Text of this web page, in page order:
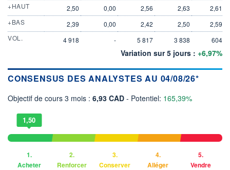
+HAUT
2,50 0,00 2,56 2,63
2,61
+BAS
2,39 0,00 2,42 2,50
2,59
VOL.
4 918 - 5 817 3 838 604
Variation sur 5 jours : +6,97%
CONSENSUS DES ANALYSTES AU 04/08/26*
Objectif de cours 3 mois : 6,93 CAD - Potentiel: 165,39%
1,50
1.
Acheter
2.
Renforcer
3.
Conserver
4.
Alléger
5.
Vendre